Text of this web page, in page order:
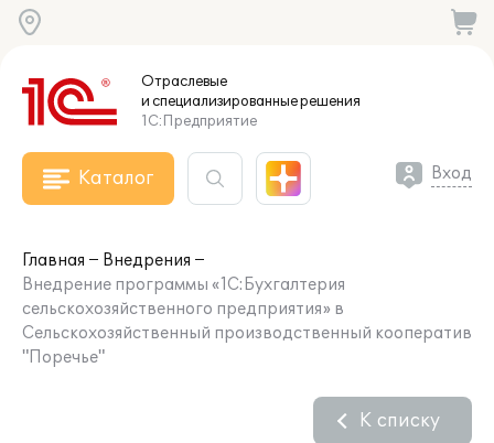
Отраслевые
и специализированныерешения
1С:Предприятие
Каталог Вход
Главная
Внедрения
Внедрение программы «1С:Бухгалтерия
сельскохозяйственного предприятия» в
Сельскохозяйственный производственный кооператив
"Поречье"
К списку